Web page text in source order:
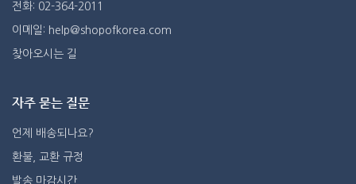
전화: 02-364-2011
이메일: help@shopofkorea.com
찾아오시는 길
자주 묻는 질문
언제 배송되나요?
환불, 교환 규정
발송 마감시간